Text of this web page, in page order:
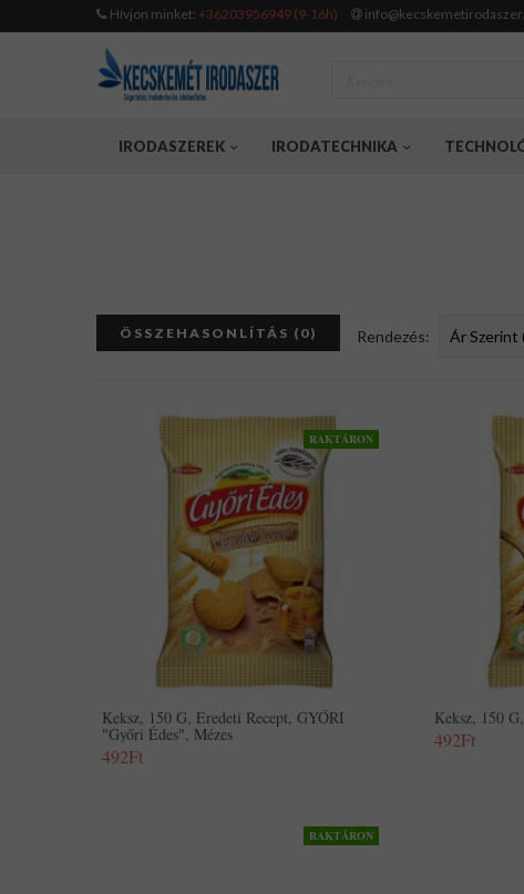
Hívjon minket: +36203956949 (9-16h)
IRODASZEREK IRODATECHNIKA
ÖSSZEHASONLÍTÁS (0) Rendezés:
RAKTÁRON
Keksz, 150 G, Eredeti Recept, GYŐRI
"Győri Édes", Mézes
492Ft
Keksz, 150
492Ft
RAKTÁRON